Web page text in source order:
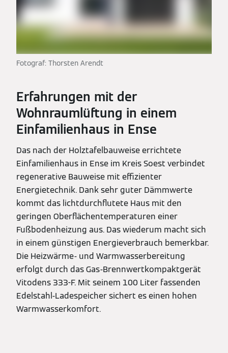
Fotograf: Thorsten Arendt
Erfahrungen mit der
Wohnraumlüftung in einem
Einfamilienhaus in Ense
Das nach der Holztafelbauweise errichtete
Einfamilienhaus in Ense im Kreis Soest verbindet
regenerative Bauweise mit effizienter
Energietechnik. Dank sehr guter Dämmwerte
kommt das lichtdurchflutete Haus mit den
geringen Oberflächentemperaturen einer
Fußbodenheizung aus. Das wiederum macht sich
in einem günstigen Energieverbrauch bemerkbar.
Die Heizwärme- und Warmwasserbereitung
erfolgt durch das Gas-Brennwertkompaktgerät
Vitodens 333-F. Mit seinem 100 Liter fassenden
Edelstahl-Ladespeicher sichert es einen hohen
Warmwasserkomfort.